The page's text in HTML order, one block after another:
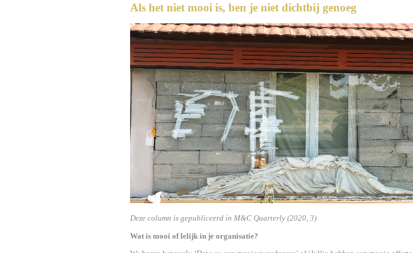
Als het niet mooi is, ben je niet dichtbij genoeg
Deze column is gepubliceerd in M&C Quarterly (2020, 3)
Wat is mooi of lelijk in je organisatie?